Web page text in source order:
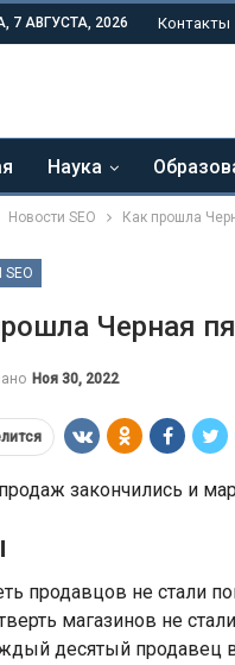
7 АВГУСТА, 2026 Контакты
Наука
Новости SEO Как прошла
Черная
Ноя 30, 2022
закончились и
продавцов не стали
магазинов не
десятый продавец